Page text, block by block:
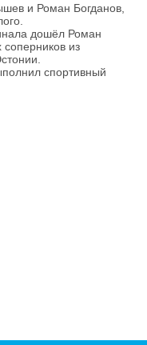
и Роман Богданов,
дошёл Роман
соперников из
спортивный